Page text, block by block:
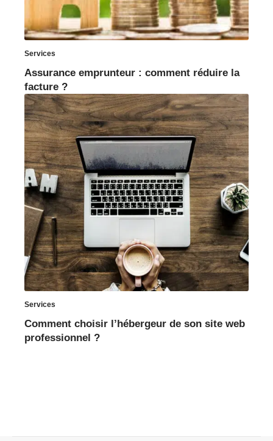
Services
Assurance emprunteur : comment réduire la
facture ?
Services
Comment choisir l’hébergeur de son site web
professionnel ?